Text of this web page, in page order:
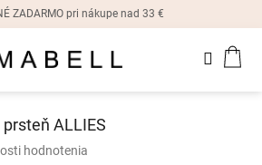
ZADARMO pri nákupe nad 33 €
ALLIES
hodnotenia